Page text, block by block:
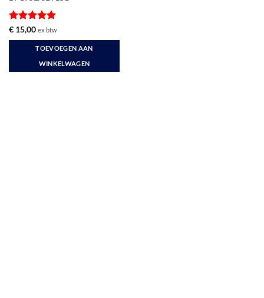
Gewaardeerd
5uit 5
€15,00 ex btw
TOEVOEGEN AAN
WINKELWAGEN